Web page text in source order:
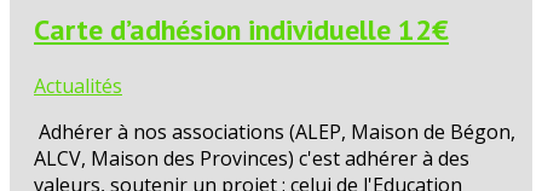
Carte d’adhésion individuelle 12€
Actualités
Adhérer à nos associations (ALEP, Maison de Bégon,
ALCV, Maison des Provinces) c'est adhérer à des
valeurs, soutenir un projet : celui de l'Education